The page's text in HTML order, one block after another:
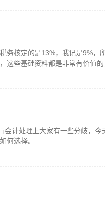
务核定的是13%，我记是9%，
这些基础资料都是非常有价值
会计处理上大家有一些分歧，今
何选择。